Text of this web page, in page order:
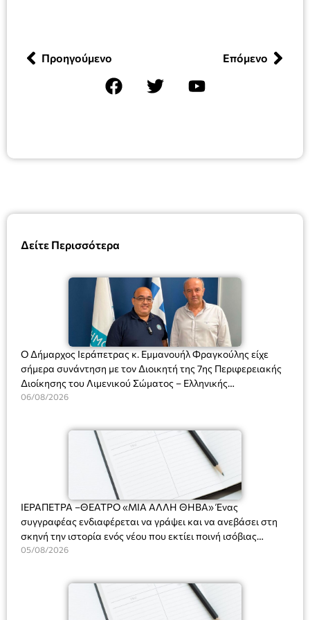
Δείτε Περισσότερα
Ο Δήμαρχος Ιεράπετρας κ. Εμμανουήλ Φραγκούλης είχε
σήμερα συνάντηση με τον Διοικητή της 7ης Περιφερειακής
Διοίκησης του Λιμενικού Σώματος – Ελληνικής
Ακτοφυλακής (Λ.Σ.-ΕΛ.ΑΚΤ.), Αρχιπλοίαρχο Λ.Σ. κ. Ιωάννη
06/08/2026
ΙΕΡΑΠΕΤΡΑ –ΘΕΑΤΡΟ «ΜΙΑ ΑΛΛΗ ΘΗΒΑ» Ένας
συγγραφέας ενδιαφέρεται να γράψει και να ανεβάσει στη
σκηνή την ιστορία ενός νέου που εκτίει ποινή ισόβιας
κάθειρξης για πατροκτονία. Ένα πολυβραβευμένο έργο για
ασθένεια, τον ερωτισμό. Ένα έργο αινιγματικό, συγκινητικό,
όσο και διασκεδαστικό. Ο διακεκριμένος σκηνοθέτης
Βαγγέλης Θεοδωρόπουλος ανέδειξε το πολυεπίπεδο αυτό
05/08/2026
Προηγούμενο Επόμενο